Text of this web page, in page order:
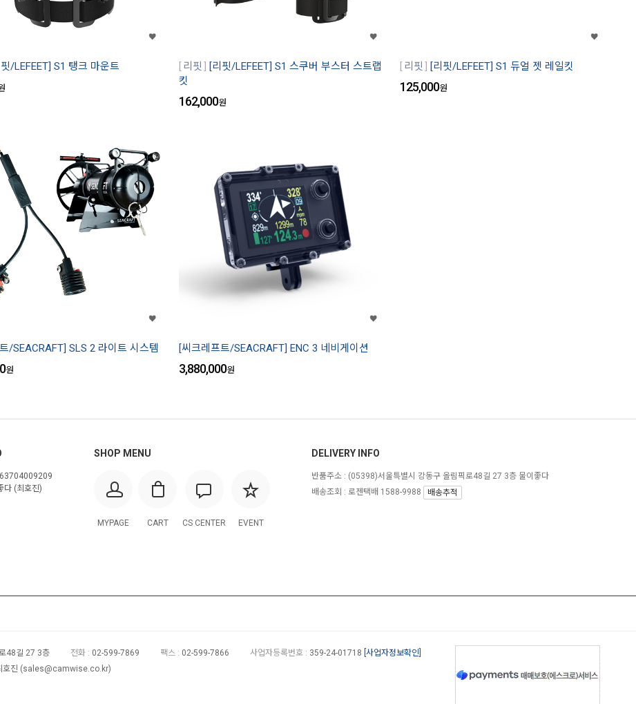
/LEFEET] S1 탱크 마운트 리핏
[리핏/LEFEET] S1 스쿠버 부스터 스트랩
킷
162,000원
리핏 [리핏/LEFEET] S1 듀얼 젯 레일킷
125,000원
/SEACRAFT] SLS 2 라이트 시스템
원
[씨크레프트/SEACRAFT] ENC 3 네비게이션
3,880,000원
다 (최호진)
SHOP MENU
MYPAGE CART CS CENTER EVENT
DELIVERY INFO
반품주소 : (05398)서울특별시 강동구 올림픽로48길 27 3층 물이좋다
배송조회 : 로젠택배 1588-9988
배송추적
48길 27 3층 전화 : 02-599-7869 팩스 : 02-599-7866 사업자등록번호 : 359-24-01718 [사업자정보확인]
호진 (sales@camwise.co.kr)